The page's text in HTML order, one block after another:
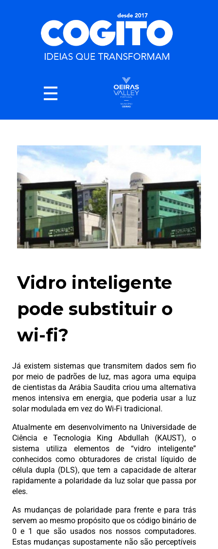
Vidro inteligente
pode substituir o
wi-fi?
Já existem sistemas que transmitem dados sem fio
por meio de padrões de luz, mas agora uma equipa
de cientistas da Arábia Saudita criou uma alternativa
menos intensiva em energia, que poderia usar a luz
solar modulada em vez do Wi-Fi tradicional.
Atualmente em desenvolvimento na Universidade de
Ciência e Tecnologia King Abdullah (KAUST), o
sistema utiliza elementos de “vidro inteligente”
conhecidos como obturadores de cristal líquido de
célula dupla (DLS), que tem a capacidade de alterar
rapidamente a polaridade da luz solar que passa por
eles.
As mudanças de polaridade para frente e para trás
servem ao mesmo propósito que os código binário de
0 e 1 que são usados nos nossos computadores.
Estas mudanças supostamente não são perceptíveis